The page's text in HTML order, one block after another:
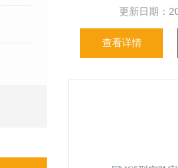
更新日期：
查看详情